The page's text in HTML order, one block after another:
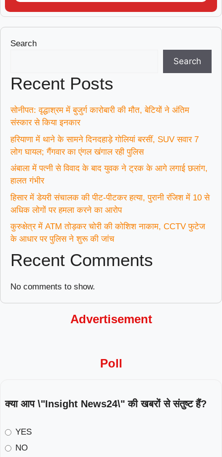
Search
Search
Recent Posts
सोनीपत: वृद्धाश्रम में बुजुर्ग कारोबारी की मौत, बेटियों ने अंतिम
संस्कार से किया इनकार
हरियाणा में थाने के सामने दिनदहाड़े गोलियां बरसीं, SUV सवार 7
लोग घायल; गैंगवार का एंगल खंगाल रही पुलिस
अंबाला में पत्नी से विवाद के बाद युवक ने ट्रक के आगे लगाई छलांग,
हालत गंभीर
हिसार में डेयरी संचालक की पीट-पीटकर हत्या, पुरानी रंजिश में 10 से
अधिक लोगों पर हमला करने का आरोप
कुरुक्षेत्र में ATM तोड़कर चोरी की कोशिश नाकाम, CCTV फुटेज
के आधार पर पुलिस ने शुरू की जांच
Recent Comments
No comments to show.
Advertisement
Poll
क्या आप \"Insight News24\" की खबरों से संतुष्ट हैं?
YES
NO